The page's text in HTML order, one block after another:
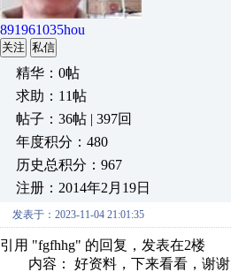
891961035hou
关注 私信
精华：0帖
求助：11帖
帖子：36帖 | 397回
年度积分：480
历史总积分：967
注册：2014年2月19日
发表于：2023-11-04 21:01:35
引用 "fgfhhg" 的回复，发表在2楼
内容： 好资料，下来看看，谢谢